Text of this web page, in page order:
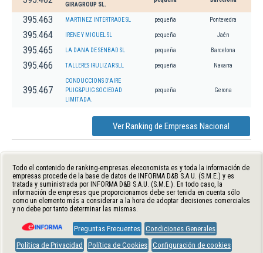
GIRAGROUP SL.
395.463 MARTINEZ INTERTRADE SL pequeña Pontevedra
395.464 IRENE Y MIGUEL SL pequeña Jaén
395.465 LA DANA DE SENBAD SL pequeña Barcelona
395.466 TALLERES IRULIZAR SLL pequeña Navarra
395.467
CONDUCCIONS D'AIRE
PUIG&PUIG SOCIEDAD
LIMITADA.
pequeña Gerona
Ver Ranking de Empresas Nacional
Todo el contenido de ranking-empresas.eleconomista.es y toda la información de
empresas procede de la base de datos de INFORMA D&B S.A.U. (S.M.E.) y es
tratada y suministrada por INFORMA D&B S.A.U. (S.M.E.). En todo caso, la
información de empresas que proporcionamos debe ser tenida en cuenta sólo
como un elemento más a considerar a la hora de adoptar decisiones comerciales
y no debe por tanto determinar las mismas.
Preguntas Frecuentes Condiciones Generales
Política de Privacidad
Política de Cookies Configuración de cookies